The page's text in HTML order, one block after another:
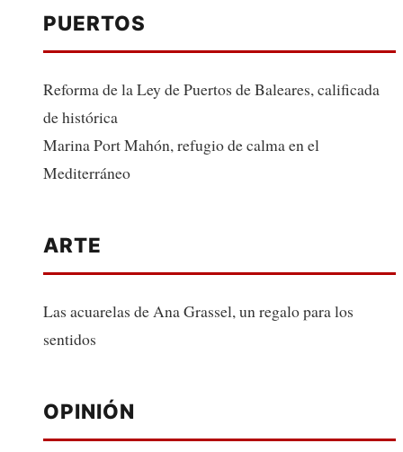
PUERTOS
Reforma de la Ley de Puertos de Baleares, calificada
de histórica
Marina Port Mahón, refugio de calma en el
Mediterráneo
ARTE
Las acuarelas de Ana Grassel, un regalo para los
sentidos
OPINIÓN